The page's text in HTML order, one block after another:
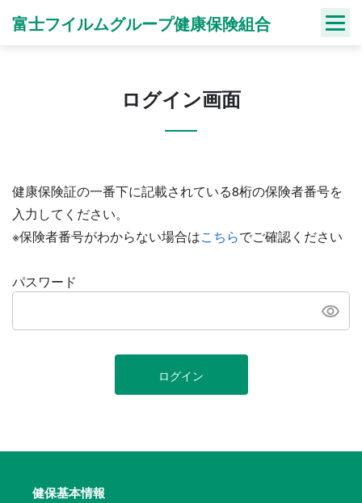
富士フイルムグループ健康保険組合
ログイン画面
健康保険証の一番下に記載されている8桁の保険者番号を
入力してください。
※保険者番号がわからない場合はこちらでご確認ください
パスワード
ログイン
健保基本情報